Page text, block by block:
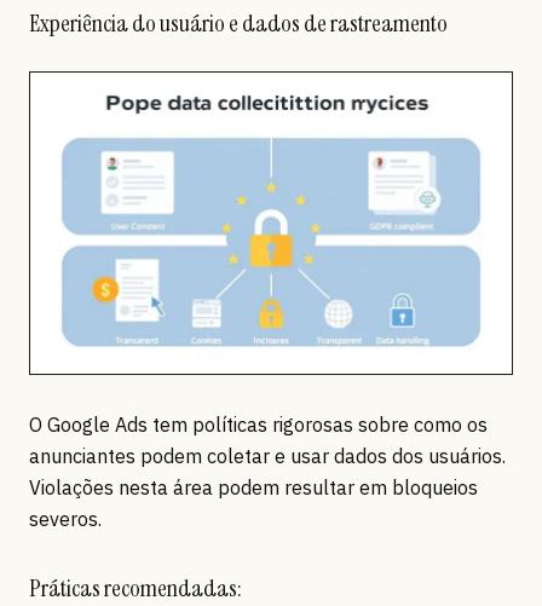
Experiência do usuário e dados de rastreamento
O Google Ads tem políticas rigorosas sobre como os
anunciantes podem coletar e usar dados dos usuários.
Violações nesta área podem resultar em bloqueios
severos.
Práticas recomendadas: